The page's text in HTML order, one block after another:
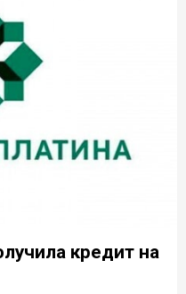
кредит на